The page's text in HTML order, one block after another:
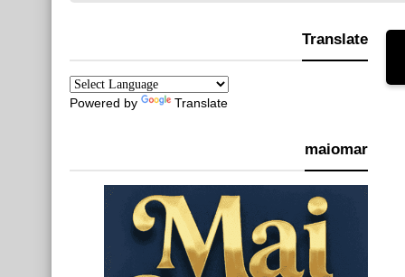
Translate
Powered by Translate
maiomar